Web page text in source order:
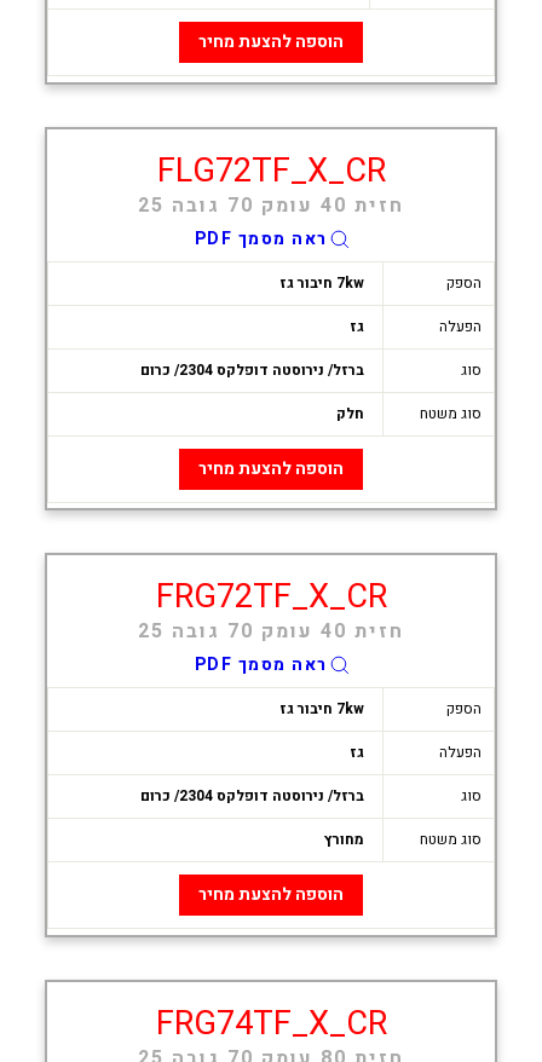
הוספה להצעת מחיר
FLG72TF_X_CR
חזית 40 עומק 70 גובה 25
ראה מסמך PDF
הספק
7kw חיבור גז
הפעלה
גז
סוג
ברזל/ נירוסטה דופלקס 2304/ כרום
סוג משטח
חלק
הוספה להצעת מחיר
FRG72TF_X_CR
חזית 40 עומק 70 גובה 25
ראה מסמך PDF
הספק
7kw חיבור גז
הפעלה
גז
סוג
ברזל/ נירוסטה דופלקס 2304/ כרום
סוג משטח
מחורץ
הוספה להצעת מחיר
FRG74TF_X_CR